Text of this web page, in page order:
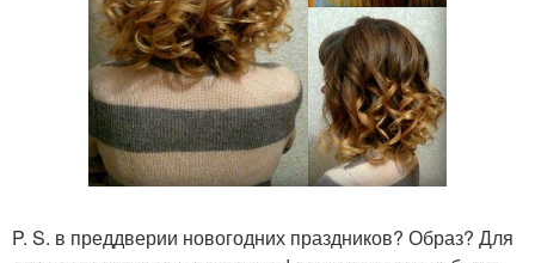
P. S. в преддверии новогодних праздников? Образ? Для